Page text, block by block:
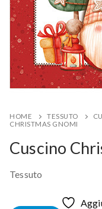
HOME TESSUTO
CHRISTMAS GNOMI
Cuscino
Tessuto